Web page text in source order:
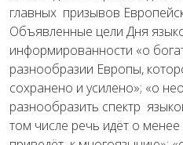
главных призывов
Объявленные цели Дня
информированности «о
разнообразии Европы,
сохранено и усилено»; «о
разнообразить спектр
том числе речь идёт о